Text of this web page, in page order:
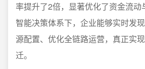
率提升了2倍，显著优化了资金流动
智能决策体系下，企业能够实时发
源配置、优化全链路运营，真正实
迁。